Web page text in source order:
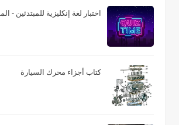
اختبار لغة إنكليزية للمبتدئين -
كتاب أجزاء محرك السيارة